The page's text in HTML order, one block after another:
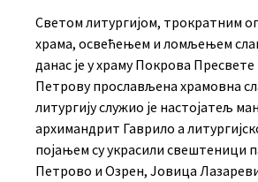
Светом литургијом, трократним
храма, освећењем и ломљењем
данас је у храму Покрова
Петрову прослављена храмовна
литургију служио је настојатељ
архимандрит Гаврило а
појањем су украсили свештеници
Петрово и Озрен, Јовица